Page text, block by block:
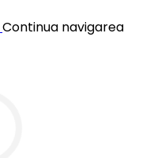
Continua navigarea